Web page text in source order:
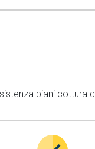
piani cottura